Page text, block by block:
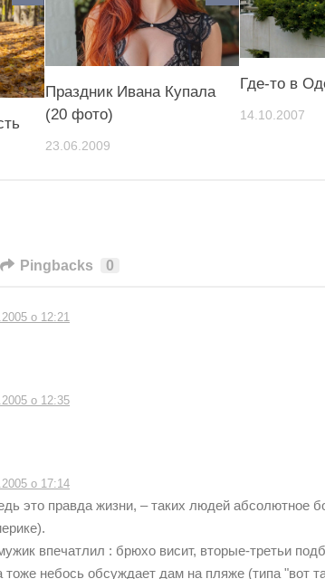
Праздник Ивана Купала
(20 фото)
23.06.2009
Где-то в
14.10.2007
Pingbacks 0
о 12:21
о 12:35
о 17:14
это правда жизни, – таких людей абсолютное
впечатлил : брюхо висит, вторые-третьи
тоже небось обсуждает дам на пляже (типа "вот